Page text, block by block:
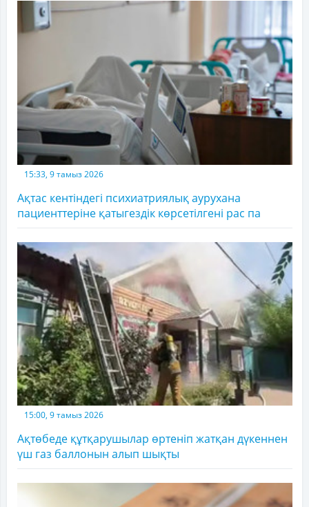
15:33, 9 тамыз 2026
Ақтас кентіндегі психиатриялық аурухана
пациенттеріне қатыгездік көрсетілгені рас па
15:00, 9 тамыз 2026
Ақтөбеде құтқарушылар өртеніп жатқан дүкеннен
үш газ баллонын алып шықты